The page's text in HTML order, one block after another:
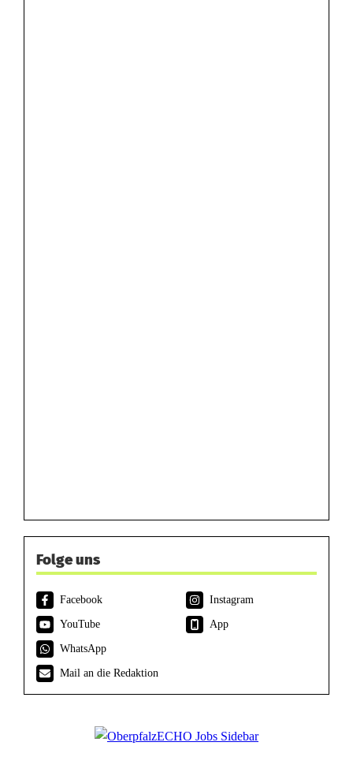
Folge uns
Facebook
Instagram
YouTube
App
WhatsApp
Mail an die Redaktion